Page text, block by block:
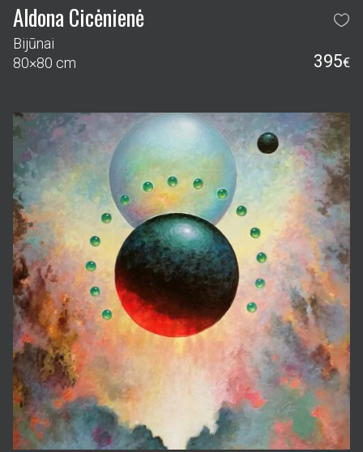
Aldona Cicėnienė
Bijūnai
80×80 cm
395€